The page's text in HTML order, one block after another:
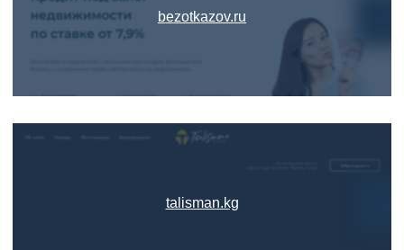
bezotkazov.ru
talisman.kg